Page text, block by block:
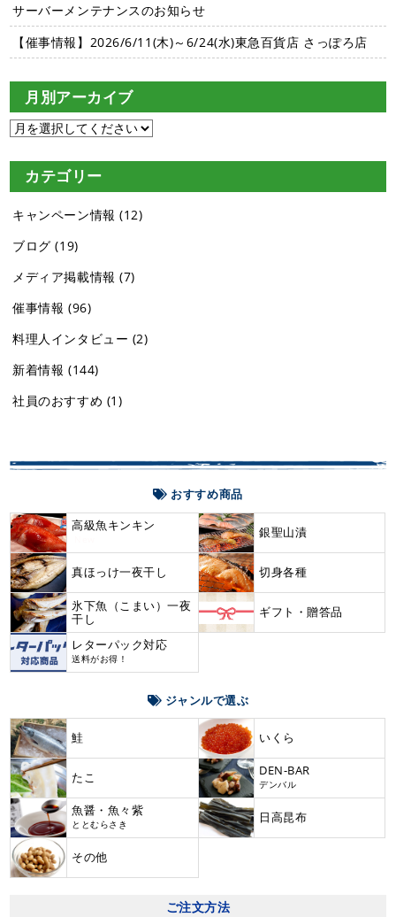
サーバーメンテナンスのお知らせ
【催事情報】2026/6/11(木)～6/24(水)東急百貨店 さっぽろ店
月別アーカイブ
カテゴリー
キャンペーン情報 (12)
ブログ (19)
メディア掲載情報 (7)
催事情報 (96)
料理人インタビュー (2)
新着情報 (144)
社員のおすすめ (1)
おすすめ商品
高級魚キンキン 銀聖山漬
真ほっけ一夜干し 切身各種
氷下魚（こまい）一夜
干し
ギフト・贈答品
レターパック対応
送料がお得！
ジャンルで選ぶ
鮭 いくら
たこ DEN-BAR
デンバル
魚醤・魚々紫
ととむらさき 日高昆布
その他
ご注文方法